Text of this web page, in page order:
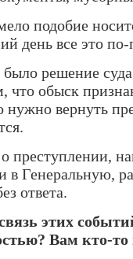
подобие
день все это
решение
что обыск
нужно вернуть
о преступлении,
в Генеральную,
ответа.
этих
Вам кто-